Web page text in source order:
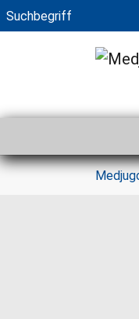
Zum Hauptinhalt springen
Sie sind